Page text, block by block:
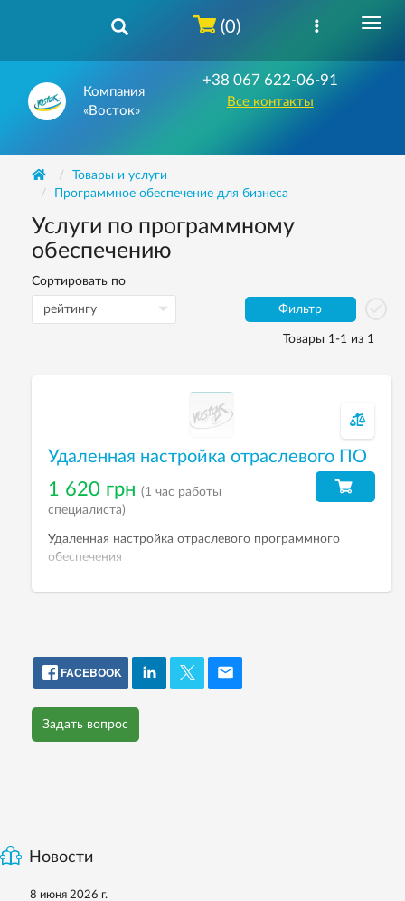
Компания
«Восток»
+38 067 622-06-91
Все контакты
(0)
Товары и услуги
Программное обеспечение для бизнеса
Услуги по программному
обеспечению
Сортировать по
Фильтр
Товары 1-1 из 1
Удаленная настройка отраслевого ПО
1 620 грн (1 час работы
специалиста)
Удаленная настройка отраслевого программного
обеспечения
FACEBOOK
Задать вопрос
Новости
8 июня 2026 г.